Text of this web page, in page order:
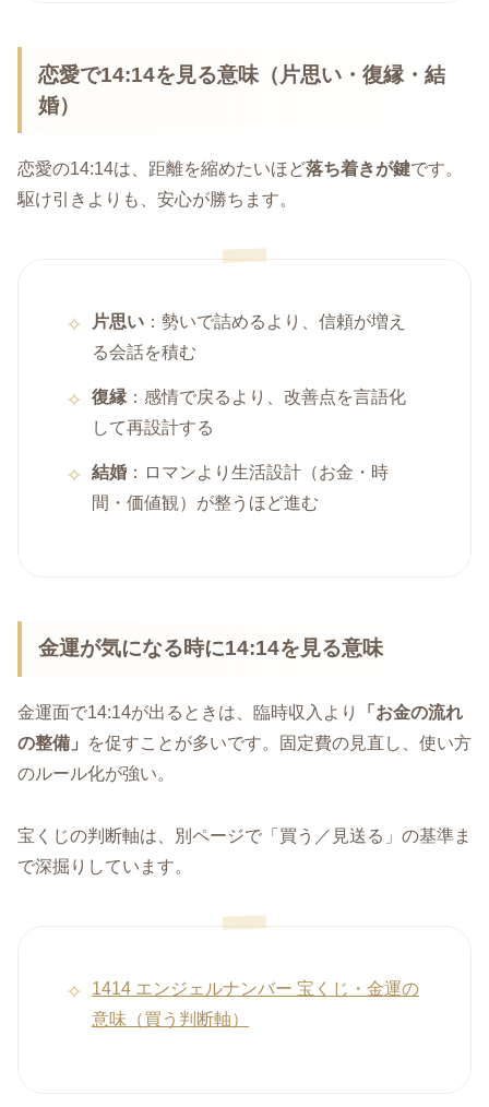
恋愛で14:14を見る意味（片思い・復縁・結
婚）
恋愛の14:14は、距離を縮めたいほど落ち着きが鍵です。
駆け引きよりも、安心が勝ちます。
片思い ：勢いで詰めるより、信頼が増え
る会話を積む
復縁 ：感情で戻るより、改善点を言語化
して再設計する
結婚 ：ロマンより生活設計（お金・時
間・価値観）が整うほど進む
金運が気になる時に14:14を見る意味
金運面で14:14が出るときは、臨時収入より
「お金の流れ
の整備」
を促すことが多いです。固定費の見直し、使い方
のルール化が強い。
宝くじの判断軸は、別ページで「買う／見送る」の基準ま
で深掘りしています。
1414 エンジェルナンバー 宝くじ・金運の
意味（買う判断軸）